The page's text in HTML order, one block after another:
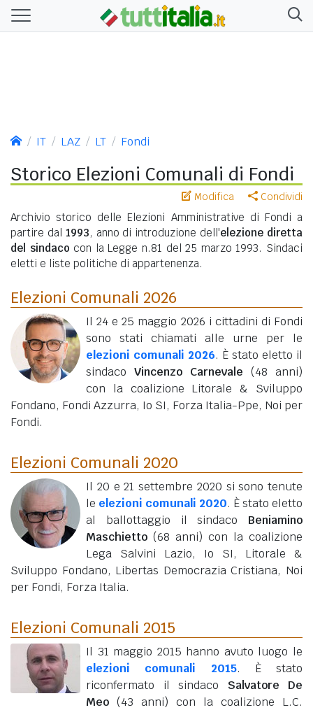
IT LAZ LT Fondi
Storico Elezioni Comunali di Fondi
Modifica Condividi
Archivio storico delle Elezioni Amministrative di Fondi a
partire dal 1993, anno di introduzione dell'elezione diretta
del sindaco con la Legge n.81 del 25 marzo 1993. Sindaci
eletti e liste politiche di appartenenza.
Elezioni Comunali 2026
Il 24 e 25 maggio 2026 i cittadini di Fondi
sono stati chiamati alle urne per le
elezioni comunali 2026. È stato eletto il
sindaco Vincenzo Carnevale (48 anni)
con la coalizione Litorale & Sviluppo
Fondano, Fondi Azzurra, Io SI, Forza Italia-Ppe, Noi per
Fondi.
Elezioni Comunali 2020
Il 20 e 21 settembre 2020 si sono tenute
le elezioni comunali 2020. È stato eletto
al ballottaggio il sindaco Beniamino
Maschietto (68 anni) con la coalizione
Lega Salvini Lazio, Io SI, Litorale &
Sviluppo Fondano, Libertas Democrazia Cristiana, Noi
per Fondi, Forza Italia.
Elezioni Comunali 2015
Il 31 maggio 2015 hanno avuto luogo le
elezioni comunali 2015. È stato
riconfermato il sindaco Salvatore De
Meo (43 anni) con la coalizione L.C.